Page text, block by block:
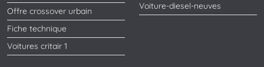
Offre crossover urbain
Fiche technique
Voitures critair 1
Voiture-diesel-neuves